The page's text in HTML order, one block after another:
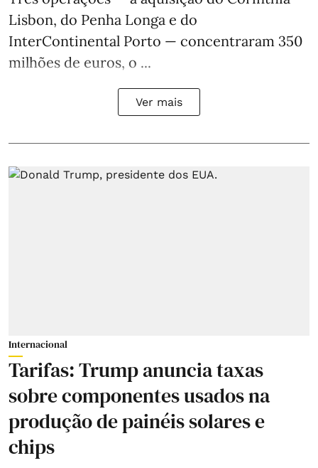
Lisbon, do Penha Longa e do
InterContinental Porto — concentraram 350
milhões de euros, o ...
Ver mais
Internacional
Tarifas: Trump anuncia taxas
sobre componentes usados na
produção de painéis solares e
chips